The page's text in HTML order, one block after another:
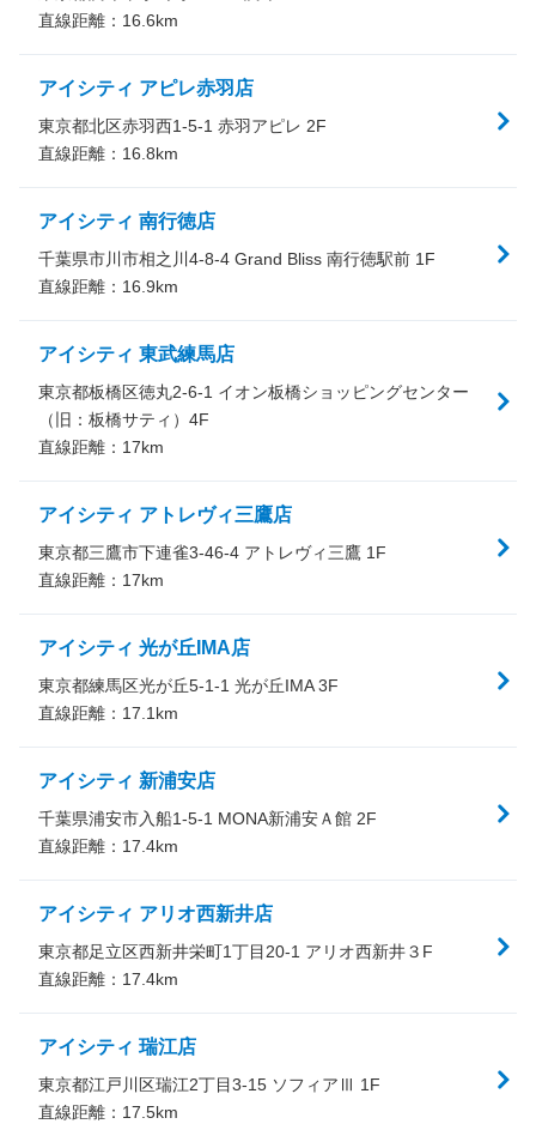
直線距離： 16.6km
アイシティ アピレ赤羽店
東京都北区赤羽西1-5-1 赤羽アピレ 2F
直線距離： 16.8km
アイシティ 南行徳店
千葉県市川市相之川4-8-4 Grand Bliss 南行徳駅前 1F
直線距離： 16.9km
アイシティ 東武練馬店
東京都板橋区徳丸2-6-1 イオン板橋ショッピングセンター
（旧：板橋サティ）4F
直線距離： 17km
アイシティ アトレヴィ三鷹店
東京都三鷹市下連雀3-46-4 アトレヴィ三鷹 1F
直線距離： 17km
アイシティ 光が丘IMA店
東京都練馬区光が丘5-1-1 光が丘IMA 3F
直線距離： 17.1 km
アイシティ 新浦安店
千葉県浦安市入船1-5-1 MONA新浦安Ａ館 2F
直線距離： 17.4km
アイシティ アリオ西新井店
東京都足立区西新井栄町1丁目20-1 アリオ西新井３F
直線距離： 17.4km
アイシティ 瑞江店
東京都江戸川区瑞江2丁目3-15 ソフィアⅢ 1F
直線距離： 17.5km